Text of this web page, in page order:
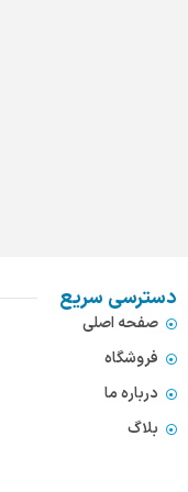
دسترسی سریع
صفحه اصلی
فروشگاه
درباره ما
بلاگ